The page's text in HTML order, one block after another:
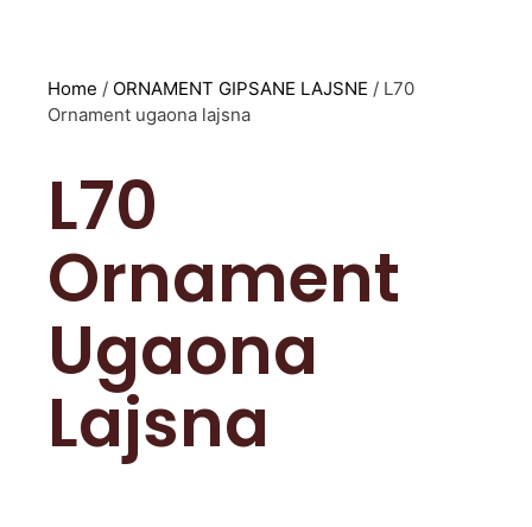
Home / ORNAMENT GIPSANE LAJSNE / L70
Ornament ugaona lajsna
L70
Ornament
Ugaona
Lajsna